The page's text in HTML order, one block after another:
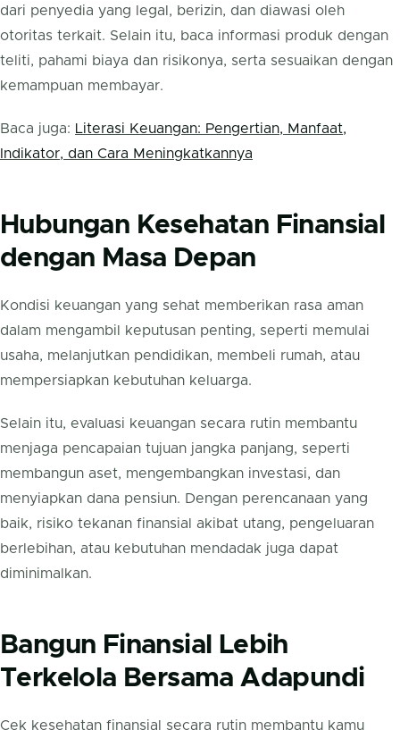
dari penyedia yang legal, berizin, dan diawasi oleh
otoritas terkait. Selain itu, baca informasi produk dengan
teliti, pahami biaya dan risikonya, serta sesuaikan dengan
kemampuan membayar.
Baca juga: Literasi Keuangan: Pengertian, Manfaat,
Indikator, dan Cara Meningkatkannya
Hubungan Kesehatan Finansial
dengan Masa Depan
Kondisi keuangan yang sehat memberikan rasa aman
dalam mengambil keputusan penting, seperti memulai
usaha, melanjutkan pendidikan, membeli rumah, atau
mempersiapkan kebutuhan keluarga.
Selain itu, evaluasi keuangan secara rutin membantu
menjaga pencapaian tujuan jangka panjang, seperti
membangun aset, mengembangkan investasi, dan
menyiapkan dana pensiun. Dengan perencanaan yang
baik, risiko tekanan finansial akibat utang, pengeluaran
berlebihan, atau kebutuhan mendadak juga dapat
diminimalkan.
Bangun Finansial Lebih
Terkelola Bersama Adapundi
Cek kesehatan finansial secara rutin membantu kamu